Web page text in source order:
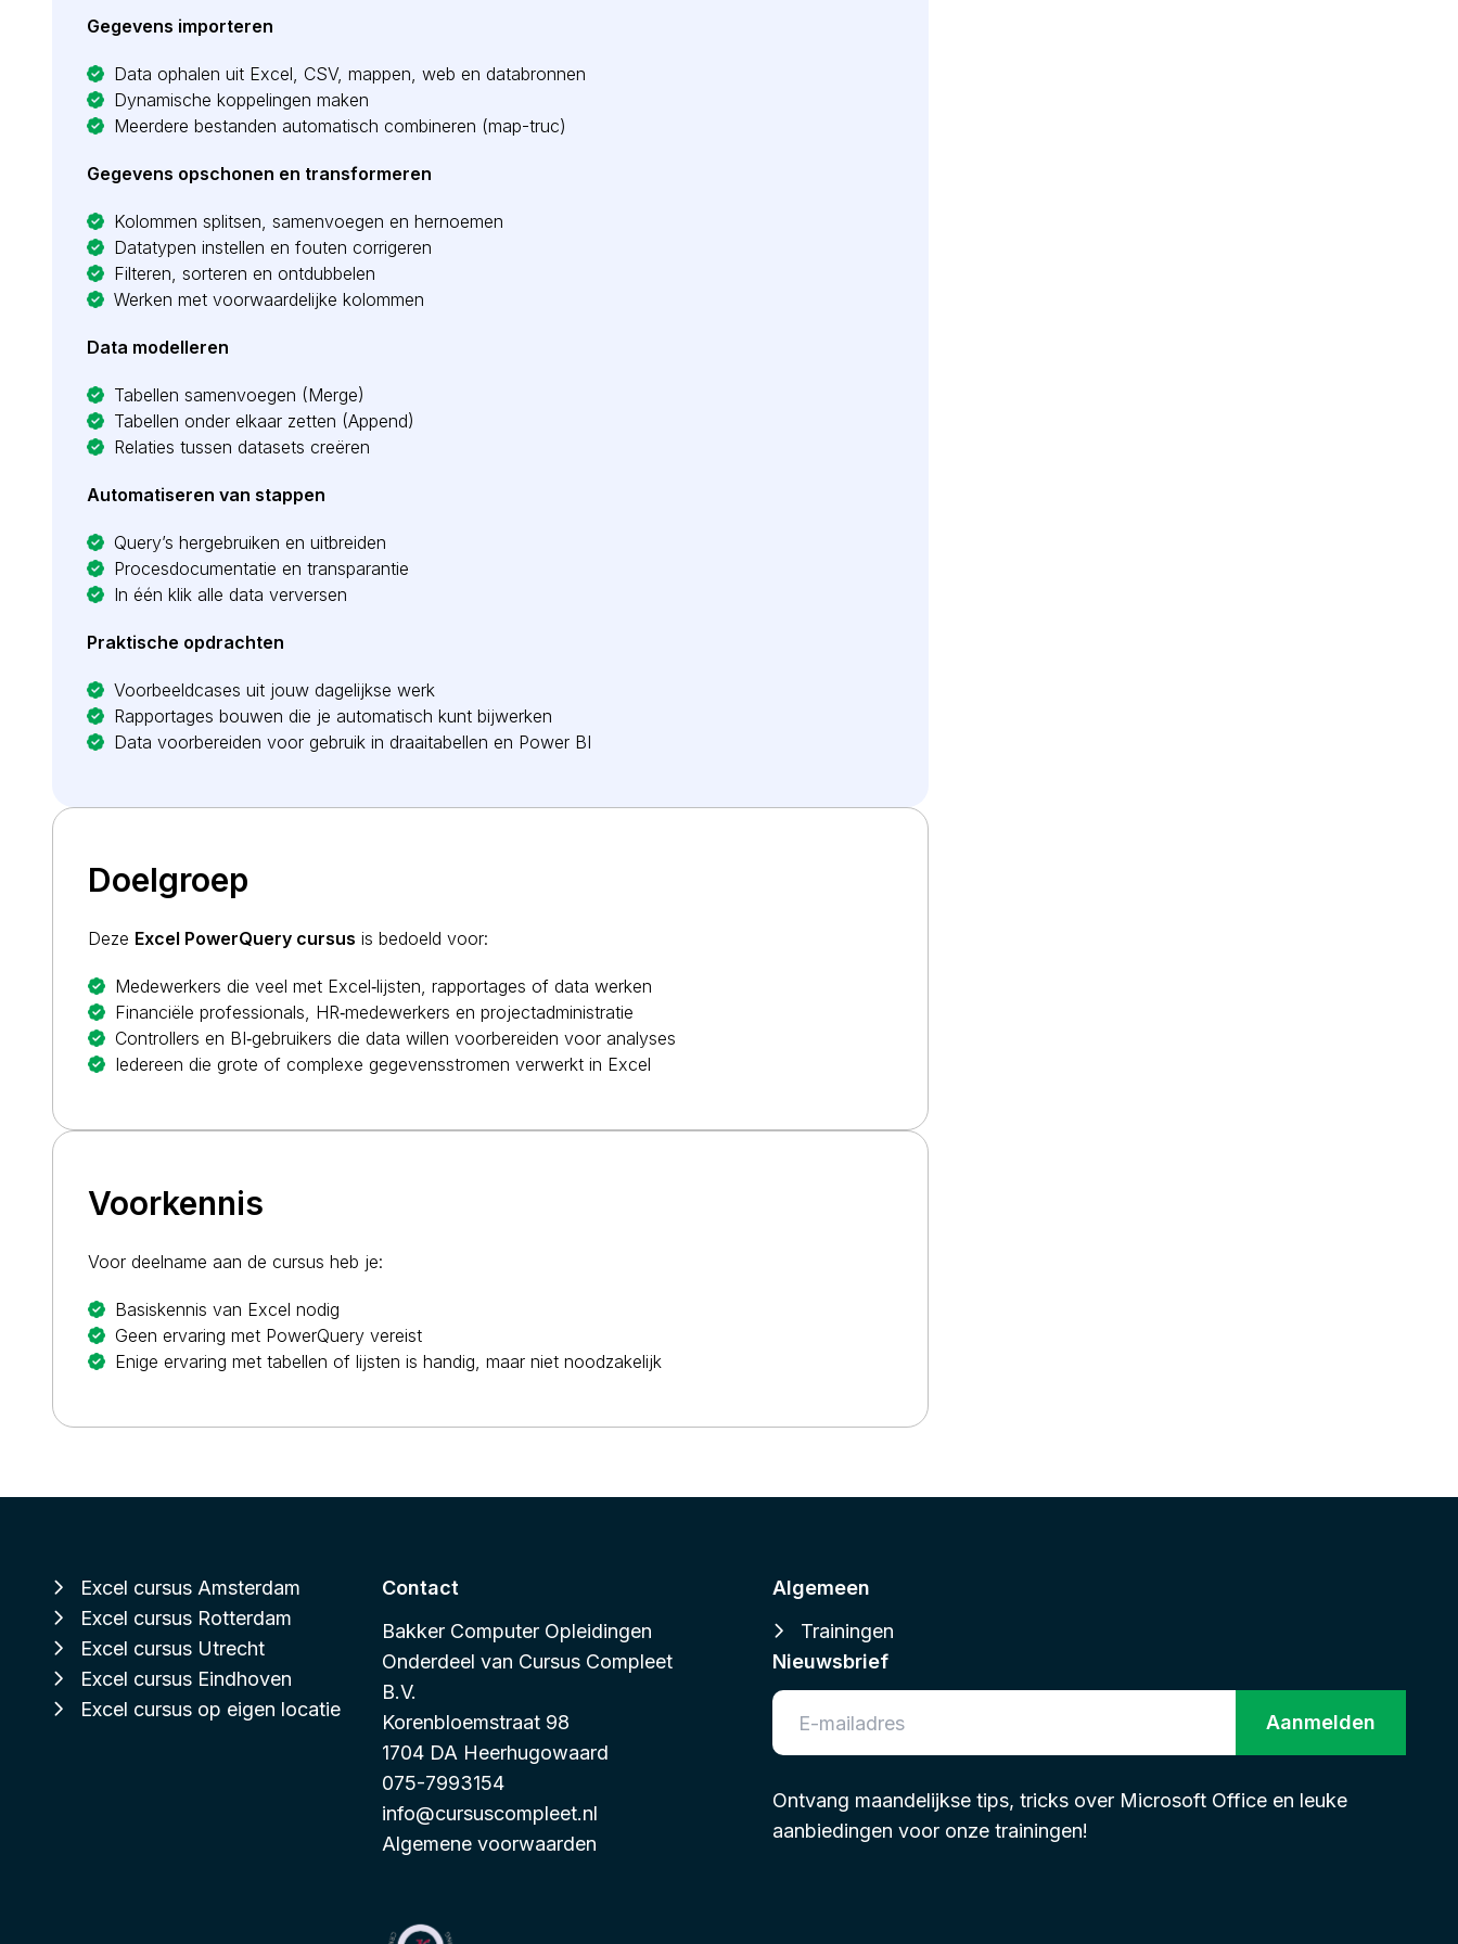
Gegevens importeren
Data ophalen uit Excel, CSV, mappen, web en databronnen
Dynamische koppelingen maken
Meerdere bestanden automatisch combineren (map-truc)
Gegevens opschonen en transformeren
Kolommen splitsen, samenvoegen en hernoemen
Datatypen instellen en fouten corrigeren
Filteren, sorteren en ontdubbelen
Werken met voorwaardelijke kolommen
Data modelleren
Tabellen samenvoegen (Merge)
Tabellen onder elkaar zetten (Append)
Relaties tussen datasets creëren
Automatiseren van stappen
Query’s hergebruiken en uitbreiden
Procesdocumentatie en transparantie
In één klik alle data verversen
Praktische opdrachten
Voorbeeldcases uit jouw dagelijkse werk
Rapportages bouwen die je automatisch kunt bijwerken
Data voorbereiden voor gebruik in draaitabellen en Power BI
Doelgroep
Deze Excel PowerQuery cursus is bedoeld voor:
Medewerkers die veel met Excel‑lijsten, rapportages of data werken
Financiële professionals, HR‑medewerkers en projectadministratie
Controllers en BI‑gebruikers die data willen voorbereiden voor analyses
Iedereen die grote of complexe gegevensstromen verwerkt in Excel
Voorkennis
Voor deelname aan de cursus heb je:
Basiskennis van Excel nodig
Geen ervaring met PowerQuery vereist
Enige ervaring met tabellen of lijsten is handig, maar niet noodzakelijk
Excel cursus Amsterdam
Excel cursus Rotterdam
Excel cursus Utrecht
Excel cursus Eindhoven
Excel cursus op eigen locatie
Contact
Bakker Computer Opleidingen
Onderdeel van Cursus Compleet
B.V.
Korenbloemstraat 98
1704 DA Heerhugowaard
075-7993154
info@cursuscompleet.nl
Algemene voorwaarden
Algemeen
Trainingen
Nieuwsbrief
Aanmelden
Ontvang maandelijkse tips, tricks over Microsoft Office en leuke
aanbiedingen voor onze trainingen!